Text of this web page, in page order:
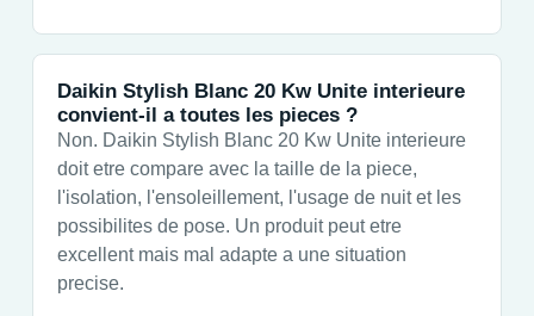
Daikin Stylish Blanc 20 Kw Unite interieure
convient-il a toutes les pieces ?
Non. Daikin Stylish Blanc 20 Kw Unite interieure
doit etre compare avec la taille de la piece,
l'isolation, l'ensoleillement, l'usage de nuit et les
possibilites de pose. Un produit peut etre
excellent mais mal adapte a une situation
precise.